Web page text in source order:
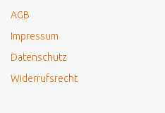
AGB
Impressum
Datenschutz
Widerrufsrecht